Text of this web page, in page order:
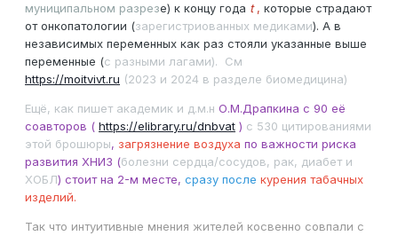
муниципальном разрезе) к концу года t, которые страдают
от онкопатологии (зарегистриованных медиками). А в
независимых переменных как раз стояли указанные выше
переменные (с разными лагами). См
https://moitvivt.ru (2023 и 2024 в разделе биомедицина)
Ещё, как пишет академик и д.м.н О.М.Драпкина с 90 её
соавторов ( https://elibrary.ru/dnbvat ) c 530 цитированиями
этой брошюры, загрязнение воздуха по важности риска
развития ХНИЗ (болезни сердца/сосудов, рак, диабет и
ХОБЛ) стоит на 2-м месте, сразу после курения табачных
изделий.
Так что интуитивные мнения жителей косвенно совпали с